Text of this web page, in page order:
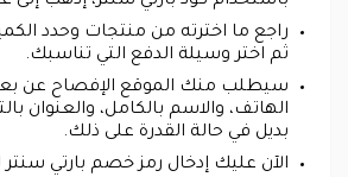
راجع ما اخترته من منتجات وحدد
ثم اختر وسيلة الدفع التي تناسبك.
سيطلب منك الموقع الإفصاح عن
الهاتف، والاسم بالكامل، والعنوان
بديل في حالة القدرة على ذلك.
الآن عليك إدخال رمز خصم بارتي